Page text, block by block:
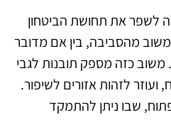
לשפר את תחושת הביטחון
מהסביבה, בין אם מדובר
כזה מספק תובנות לגבי
לזהות אזורים לשיפור.
שבו ניתן להתמקד